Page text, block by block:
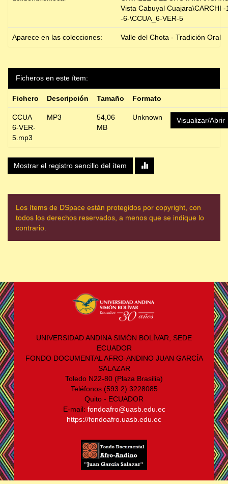
Vista Cabuyal Cuajara\CARCHI
-6-\CCUA_6-VER-5
Aparece en las colecciones: Valle del Chota - Tradición Oral
Ficheros en este ítem:
Fichero Descripción Tamaño Formato
CCUA_
6-VER-
5.mp3
MP3
54,06
MB
Unknown Visualizar/Abrir
Mostrar el registro sencillo del ítem
Los ítems de DSpace están protegidos por copyright, con
todos los derechos reservados, a menos que se indique lo
contrario.
UNIVERSIDAD ANDINA SIMÓN BOLÍVAR, SEDE
ECUADOR
FONDO DOCUMENTAL AFRO-ANDINO JUAN GARCÍA
SALAZAR
Toledo N22-80 (Plaza Brasilia)
Teléfonos (593 2) 3228085
Quito - ECUADOR
E-mail: fondoafro@uasb.edu.ec
https://fondoafro.uasb.edu.ec